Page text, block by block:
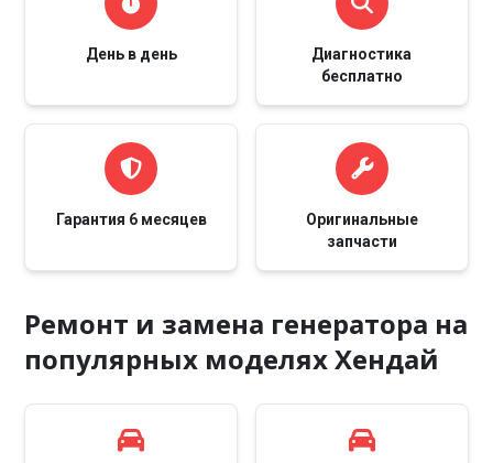
День в день
Диагностика
бесплатно
Гарантия 6 месяцев
Оригинальные
запчасти
Ремонт и замена генератора на
популярных моделях Хендай